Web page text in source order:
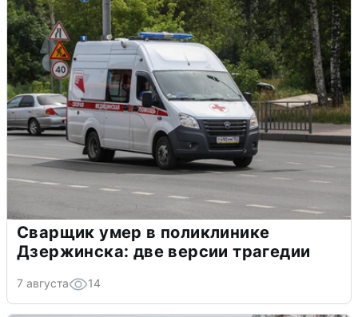
Сварщик умер в поликлинике
Дзержинска: две версии трагедии
7 августа 14